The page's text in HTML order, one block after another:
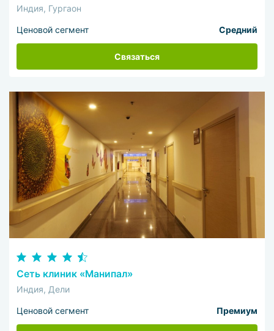
Индия, Гургаон
Ценовой сегмент Средний
Связаться
Сеть клиник «Манипал»
Индия, Дели
Ценовой сегмент Премиум